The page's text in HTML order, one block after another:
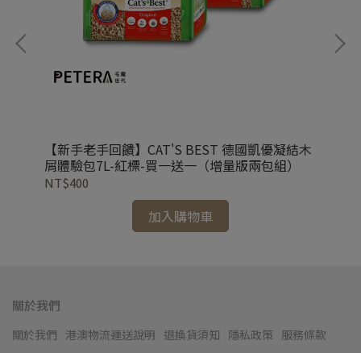
【新手老手回饋】CAT'S BEST 德國凱優凝結木
屑體驗包7L-紅標-買一送一（增量版兩包組）
NT$400
加入購物車
關於我們
關於我們 港澳物流運送說明 退換貨須知 隱私政策 服務條款